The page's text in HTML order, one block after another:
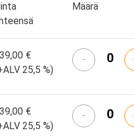
Määrä
€
25,5 %)
-
€
25,5 %)
-